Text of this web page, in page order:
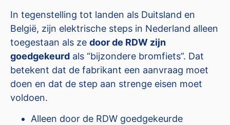
In tegenstelling tot landen als Duitsland en
België, zijn elektrische steps in Nederland alleen
toegestaan als ze door de RDW zijn
goedgekeurd als “bijzondere bromfiets”. Dat
betekent dat de fabrikant een aanvraag moet
doen en dat de step aan strenge eisen moet
voldoen.
Alleen door de RDW goedgekeurde